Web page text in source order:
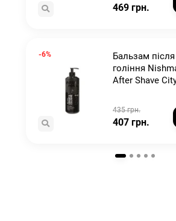
469 грн.
-6%
Бальзам після
гоління
After Shave
435 грн.
407 грн.